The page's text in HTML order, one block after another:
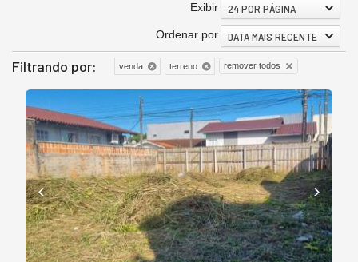
Exibir 24 POR PÁGINA
Ordenar por DATA MAIS RECENTE
Filtrando por: venda terreno remover todos